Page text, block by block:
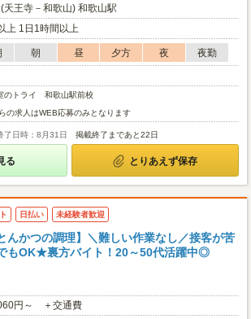
天王寺－和歌山) 和歌山駅
上 1日1時間以上
朝 昼 夕方 夜
夜勤
のトライ 和歌山駅前校
の求人はWEB応募のみとなります
了日時：8月31日 掲載終了まであと22日
る とりあえず保存
日払い 未経験者歓迎
とんかつの調理】＼難しい作業なし／接客が苦
もOK★裏方バイト！20～50代活躍中◎
円～ ＋交通費